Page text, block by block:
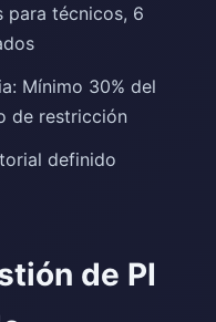
para técnicos, 6
Mínimo 30% del
de restricción
definido
de PI